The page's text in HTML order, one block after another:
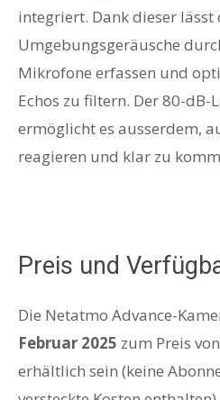
integriert. Dank dieser lässt
Umgebungsgeräusche
Mikrofone erfassen und
Echos zu filtern. Der 80-dB-
ermöglicht es ausserdem,
reagieren und klar zu
Preis und
Die Netatmo Advance-
Februar 2025 zum Preis
erhältlich sein (keine